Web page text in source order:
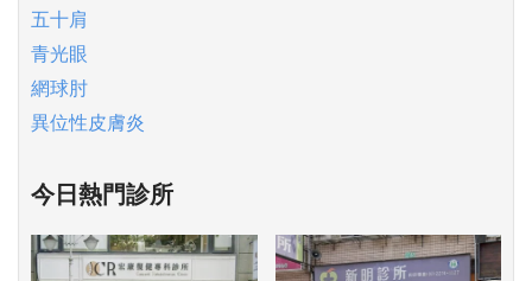
五十肩
青光眼
網球肘
異位性皮膚炎
今日熱門診所